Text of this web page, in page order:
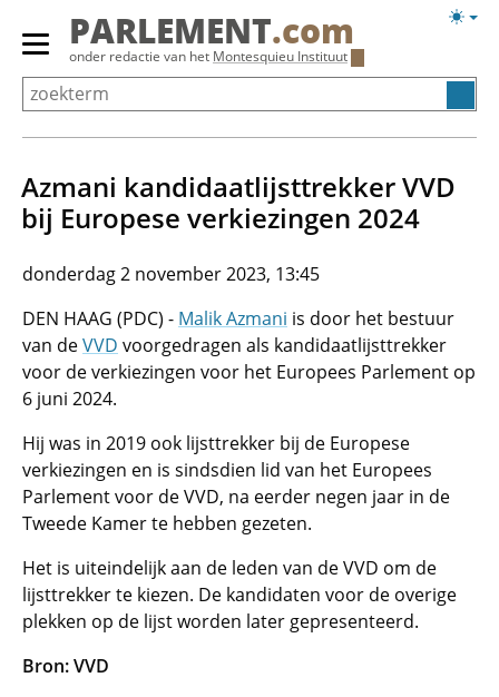
Overslaan
Primair
menu
tonen/verbergen
PARLEMENT.com
onder redactie van het Montesquieu Instituut
Azmani kandidaatlijsttrekker VVD
bij Europese verkiezingen 2024
donderdag 2 november 2023, 13:45
DEN HAAG (PDC) - Malik Azmani is door het bestuur
van deVVD voorgedragen als kandidaatlijsttrekker
voor de verkiezingen voor het Europees Parlement op
6 juni 2024.
Hij was in 2019 ook lijsttrekker bij de Europese
verkiezingen en is sindsdien lid van het Europees
Parlement voor de VVD, na eerder negen jaar in de
Tweede Kamer te hebben gezeten.
Het is uiteindelijk aan de leden van de VVD om de
lijsttrekker te kiezen. De kandidaten voor de overige
plekken op de lijst worden later gepresenteerd.
Bron: VVD